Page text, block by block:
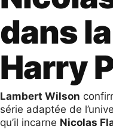
dans
Harry
Lambert Wilson
série adaptée de
qu’il incarne Nicolas